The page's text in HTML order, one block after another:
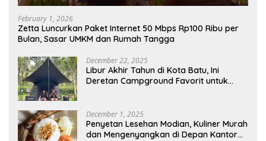
February 1, 2026
Zetta Luncurkan Paket Internet 50 Mbps Rp100 Ribu per
Bulan, Sasar UMKM dan Rumah Tangga
December 22, 2025
Libur Akhir Tahun di Kota Batu, Ini
Deretan Campground Favorit untuk
December 1, 2025
Penyetan Lesehan Modian, Kuliner Murah
dan Mengenyangkan di Depan Kantor